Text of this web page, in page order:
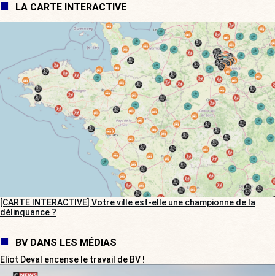
LA CARTE INTERACTIVE
[CARTE INTERACTIVE] Votre ville est-elle une championne de la
délinquance ?
BV DANS LES MÉDIAS
Eliot Deval encense le travail de BV !